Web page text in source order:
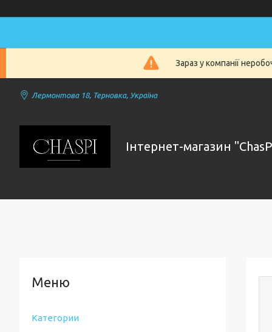
Зараз у компанії
Лермонтова 18, Терновка, Україна
Інтернет-магазин
Категории